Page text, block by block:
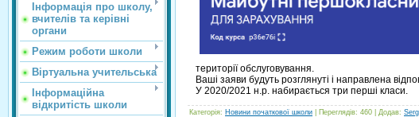
Інформація про школу,
вчителів та керівні
органи
Режим роботи школи
Віртуальна учительська
Інформаційна
відкритість школи
території обслуговування.
Ваші заяви будуть розглянуті і направлена
У 2020/2021 н.р. набирається три перші класи.
Категорія: Новини початкової школи Переглядів: 460 | Додав: Serg